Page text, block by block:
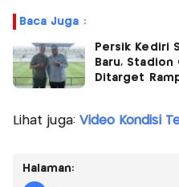
Baca Juga :
Persik Kediri
Baru, Stadion
Ditarget
Lihat juga: Video Kondisi
Halaman: